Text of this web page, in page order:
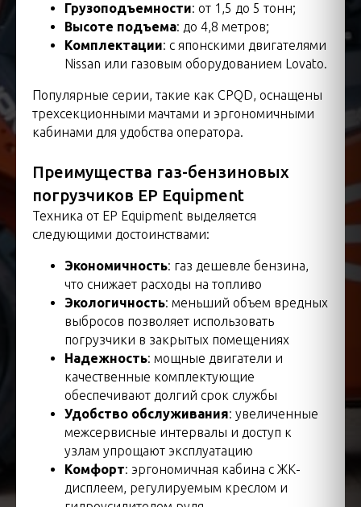
Грузоподъемности: от 1,5 до 5 тонн;
Высоте подъема: до 4,8 метров;
Комплектации: с японскими двигателями
Nissan или газовым оборудованием Lovato.
Популярные серии, такие как CPQD, оснащены
трехсекционными мачтами и эргономичными
кабинами для удобства оператора.
Преимущества газ-бензиновых
погрузчиков EP Equipment
Техника от EP Equipment выделяется
следующими достоинствами:
Экономичность: газ дешевле бензина,
что снижает расходы на топливо
Экологичность: меньший объем вредных
выбросов позволяет использовать
погрузчики в закрытых помещениях
Надежность: мощные двигатели и
качественные комплектующие
обеспечивают долгий срок службы
Удобство обслуживания: увеличенные
межсервисные интервалы и доступ к
узлам упрощают эксплуатацию
Комфорт: эргономичная кабина с ЖК-
дисплеем, регулируемым креслом и